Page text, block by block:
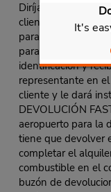
It's
Diríjase al
clientes Fastbreak
para clientes
para llegar al
identificación y
representante en
cliente y le dará
DEVOLUCIÓN
aeropuerto para la
tiene que devolver
completar el
combustible en el
buzón de